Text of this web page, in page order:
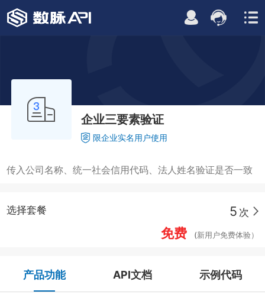
企业三要素验证
限企业实名用户使用
传入公司名称、统一社会信用代码、法人姓名验证是否一致
选择套餐 5 次
免费 (新用户免费体验）
产品功能 API文档 示例代码